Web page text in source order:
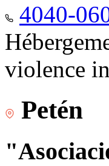
4040-
violence
Petén